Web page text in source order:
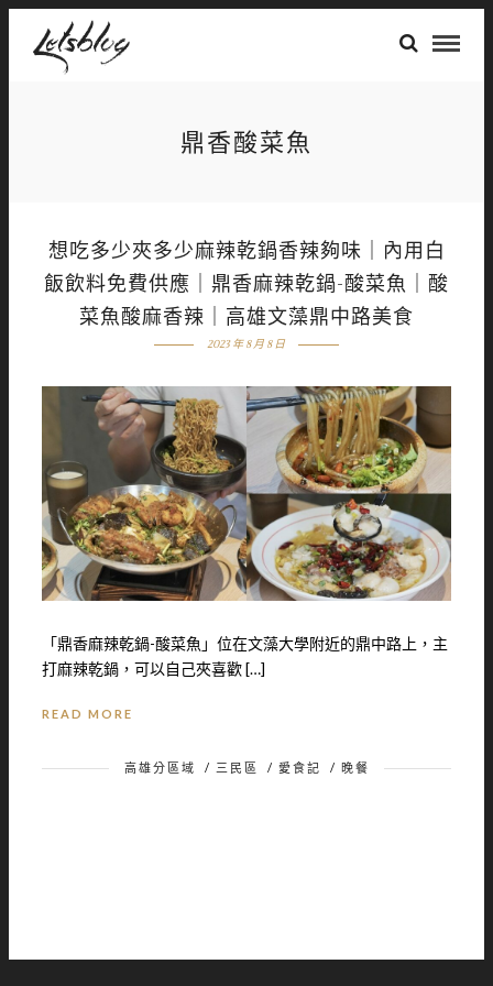
鼎香酸菜魚
想吃多少夾多少麻辣乾鍋香辣夠味｜內用白
飯飲料免費供應｜鼎香麻辣乾鍋-酸菜魚｜酸
菜魚酸麻香辣｜高雄文藻鼎中路美食
2023 年 8 月 8 日
「鼎香麻辣乾鍋-酸菜魚」位在文藻大學附近的鼎中路上，主
打麻辣乾鍋，可以自己夾喜歡 […]
READ MORE
高雄分區域 / 三民區 / 愛食記 / 晚餐